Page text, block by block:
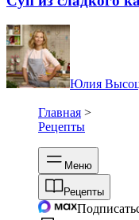
Юлия
Главная >
Рецепты
Меню
Рецепты